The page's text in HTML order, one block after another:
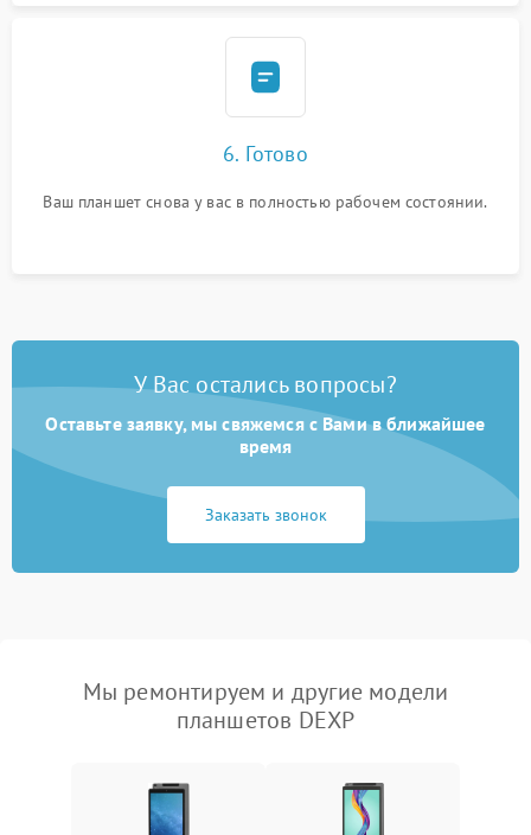
6. Готово
Ваш планшет снова у вас в полностью рабочем состоянии.
У Вас остались вопросы?
Оставьте заявку, мы свяжемся с Вами в ближайшее
время
Заказать звонок
Мы ремонтируем и другие модели
планшетов DEXP